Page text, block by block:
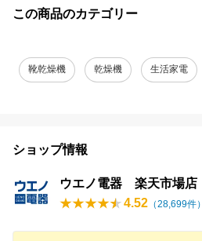
この商品のカテゴリー
靴乾燥機 乾燥機 生活家電
ショップ情報
ウエノ電器 楽天市場店
4.52 （28,699件）